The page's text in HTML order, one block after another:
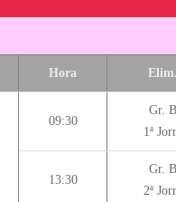
Hora Elim.
09:30
Gr. B
1ª
13:30
Gr. B
2ª